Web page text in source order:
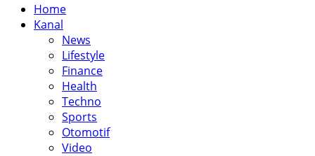
Home
Kanal
News
Lifestyle
Finance
Health
Techno
Sports
Otomotif
Video